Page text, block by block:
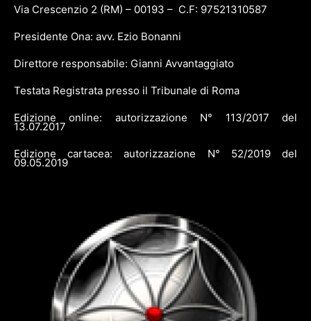
Via Crescenzio 2 (RM) – 00193 – C.F: 97521310587
Presidente Ona: avv. Ezio Bonanni
Direttore responsabile: Gianni Avvantaggiato
Testata Registrata presso il Tribunale di Roma
Edizione online: autorizzazione N° 113/2017 del
13.07.2017
Edizione cartacea: autorizzazione N° 52/2019 del
09.05.2019